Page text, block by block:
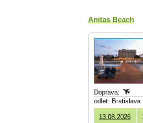
Anitas Beach
Doprava:
odlet: Bratislava
13.08.2026